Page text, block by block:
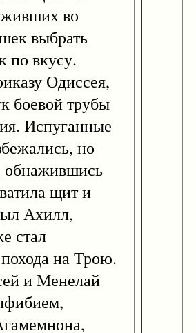
во
выбрать
по вкусу.
Одиссея,
боевой трубы
Испуганные
но
обнажившись
щит и
Ахилл,
стал
на Трою.
и Менелай